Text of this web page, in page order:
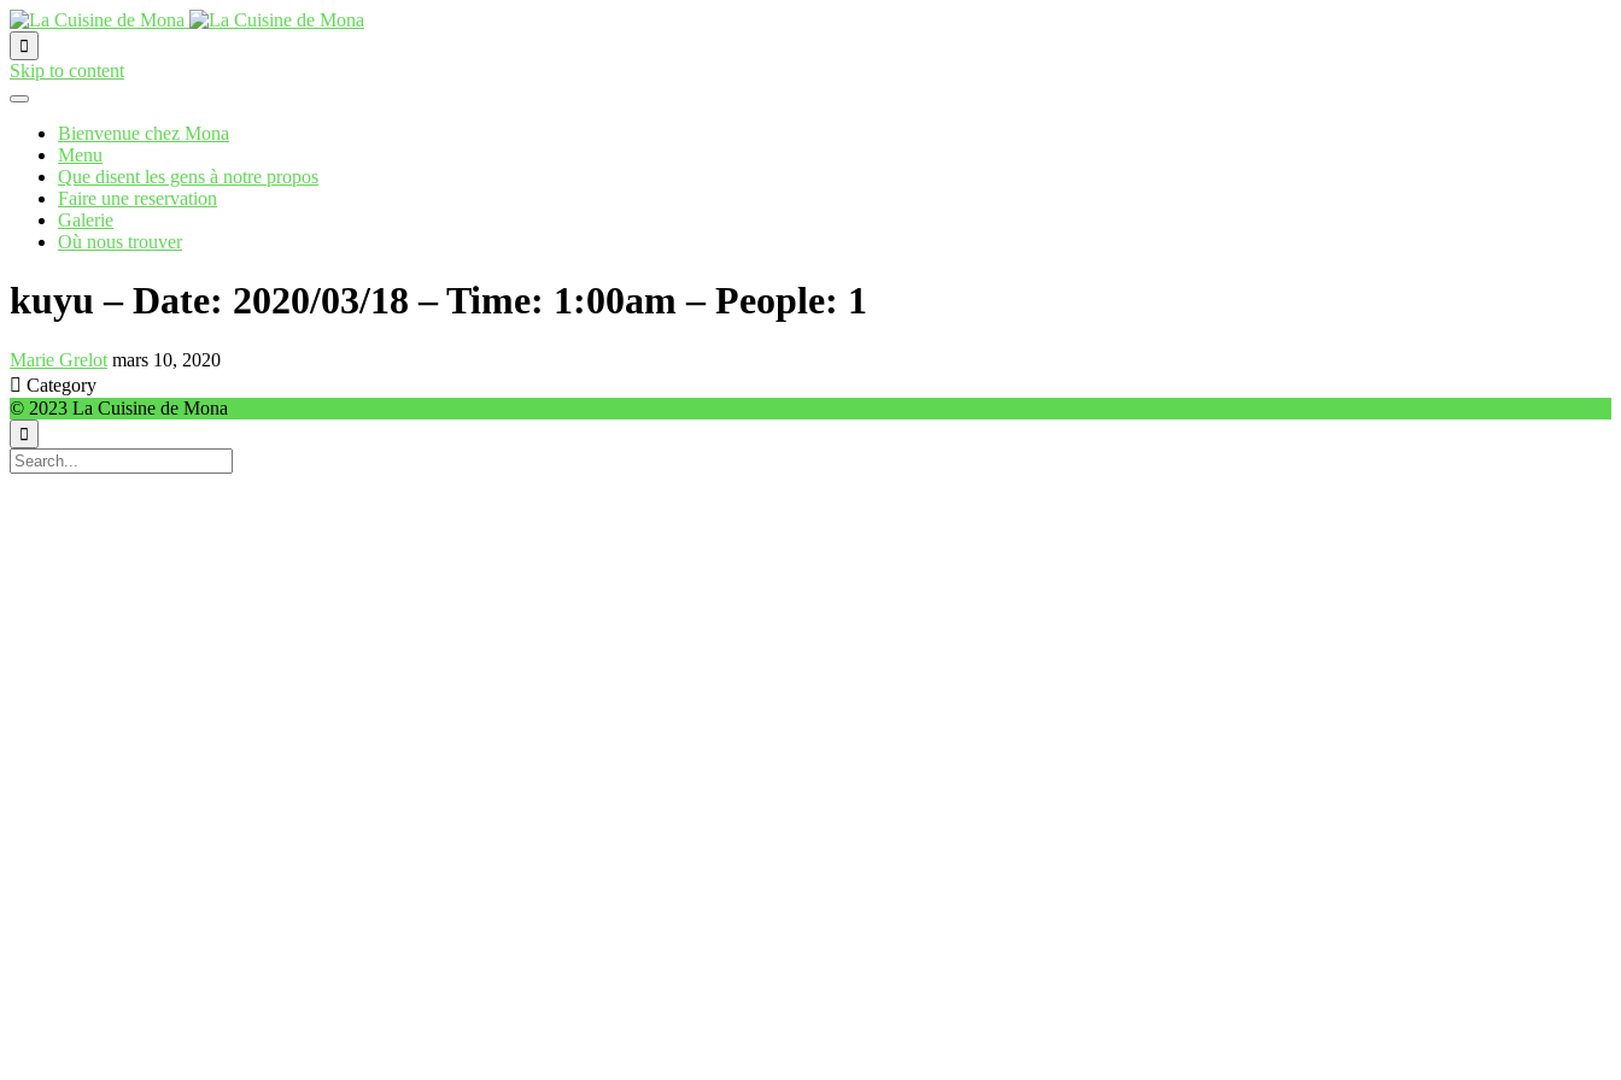

Skip to content
Bienvenue chez Mona
Menu
Que disent les gens à notre propos
Faire une reservation
Galerie
Où nous trouver
kuyu – Date: 2020/03/18 – Time: 1:00am – People: 1
Marie Grelot mars 10, 2020
 Category
© 2023 La Cuisine de Mona
